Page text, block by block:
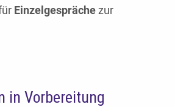
Einzelgesprächezur
in Vorbereitung